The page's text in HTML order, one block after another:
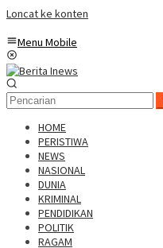
Loncat ke konten
Menu Mobile
HOME
PERISTIWA
NEWS
NASIONAL
DUNIA
KRIMINAL
PENDIDIKAN
POLITIK
RAGAM